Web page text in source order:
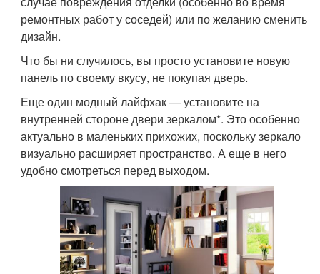
ремонтных работ у соседей) или по желанию сменить
дизайн.
Что бы ни случилось, вы просто установите новую
панель по своему вкусу, не покупая дверь.
Еще один модный лайфхак — установите на
внутренней стороне двери зеркалом*. Это особенно
актуально в маленьких прихожих, поскольку зеркало
визуально расширяет пространство. А еще в него
удобно смотреться перед выходом.